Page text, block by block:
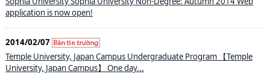
application is now open!
2014/02/07
Temple University, Japan Campus Undergraduate Program 【Temple
University, Japan Campus】 One day...